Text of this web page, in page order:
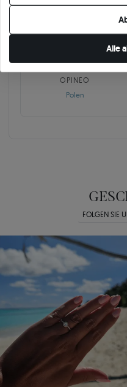
10 468
OPINEO
Polen
FOLGEN SIE
Ihre Cookie-Einstellungen ändern.
Alle